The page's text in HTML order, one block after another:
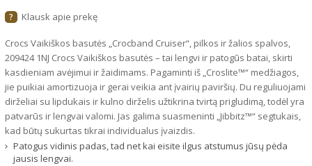
? Klausk apie prekę
Crocs Vaikiškos basutės „Crocband Cruiser“, pilkos ir žalios spalvos,
209424 1NJ Crocs Vaikiškos basutės – tai lengvi ir patogūs batai, skirti
kasdieniam avėjimui ir žaidimams. Pagaminti iš „Croslite™“ medžiagos,
jie puikiai amortizuoja ir gerai veikia ant įvairių paviršių. Du reguliuojami
dirželiai su lipdukais ir kulno dirželis užtikrina tvirtą prigludimą, todėl yra
patvarūs ir lengvai valomi. Jas galima suasmeninti „Jibbitz™“ segtukais,
kad būtų sukurtas tikrai individualus įvaizdis.
Patogus vidinis padas, tad net kai eisite ilgus atstumus jūsų pėda
jausis lengvai.